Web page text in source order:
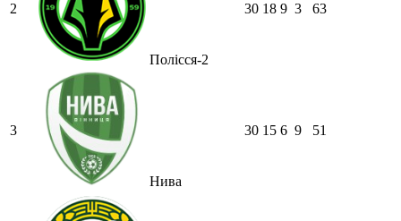
2
Полісся-2
30 18 9 3 63
3
Нива
30 15 6 9 51